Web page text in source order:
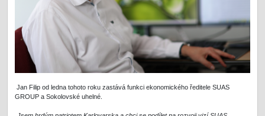
Jan Filip od ledna tohoto roku zastává funkci ekonomického ředitele SUAS
GROUP a Sokolovské uhelné.